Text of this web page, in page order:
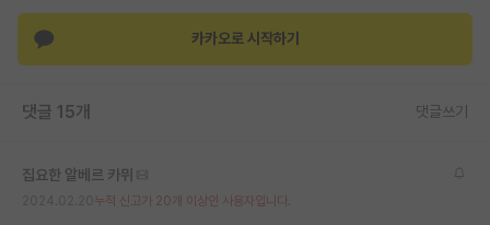
재팬라운지 🌸
카카오로 시작하기
댓글 15개 댓글쓰기
집요한 알베르 카뮈
누적 신고가 20개 이상인 사용자입니다.